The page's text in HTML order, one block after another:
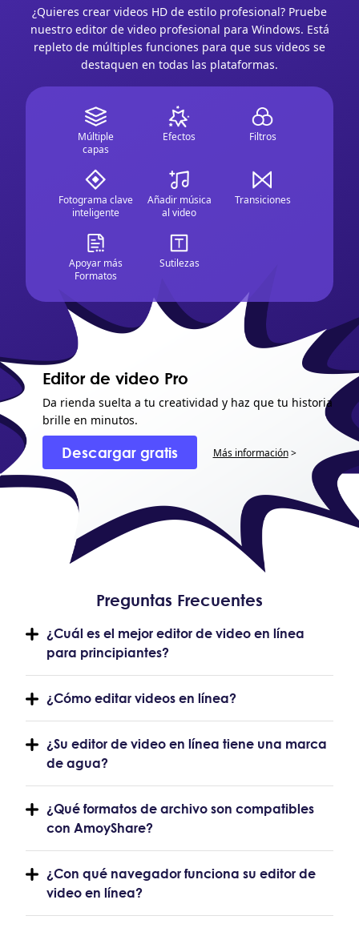
¿Quieres crear videos HD de estilo profesional? Pruebe
nuestro editor de video profesional para Windows. Está
repleto de múltiples funciones para que sus videos se
destaquen en todas las plataformas.
Múltiple
capas
Efectos Filtros
Fotograma clave
inteligente
Añadir música
al video
Transiciones
Apoyar más
Formatos
Sutilezas
Editor de video Pro
Da rienda suelta a tu creatividad y haz que tu historia
brille en minutos.
Descargar gratis Más información>
Preguntas Frecuentes
¿Cuál es el mejor editor de video en línea
para principiantes?
¿Cómo editar videos en línea?
¿Su editor de video en línea tiene una marca
de agua?
¿Qué formatos de archivo son compatibles
con AmoyShare?
¿Con qué navegador funciona su editor de
video en línea?